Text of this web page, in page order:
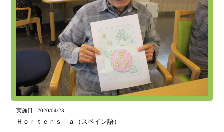
実施日 : 2020/04/23
Ｈｏｒｔｅｎｓｉａ（スペイン語）